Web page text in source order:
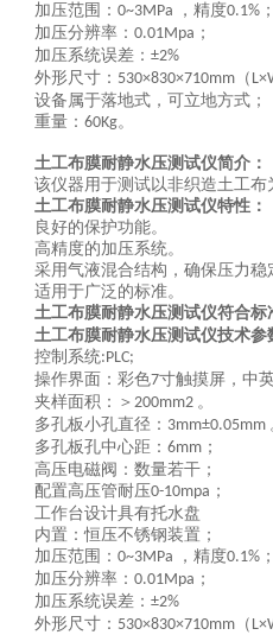
加压范围： 0~3MPa ， 精度0.1% ；
加压分辨率： 0.01Mpa ；
加压系统误差： ±2%
外形尺寸： 530×830×710mm （
设备属于落地式，可立地方式；
重量： 60Kg。
土工布膜耐静水压测试仪简介：
该仪器用于测试以非织造土工
土工布膜耐静水压测试仪特性：
良好的保护功能。
高精度的加压系统。
采用气液混合结构，确保压力稳
适用于广泛的标准。
土工布膜耐静水压测试仪符合标
土工布膜耐静水压测试仪技术参
控制系统:PLC;
操作界面：彩色7寸触摸屏，中
夹样面积：＞ 200mm2 。
多孔板小孔直径： 3mm±0.05mm
多孔板孔中心距： 6mm ；
高压电磁阀：数量若干；
配置高压管耐压0-10mpa ；
工作台设计具有托水盘
内置：恒压不锈钢装置；
加压范围： 0~3MPa ， 精度0.1% ；
加压分辨率： 0.01Mpa ；
加压系统误差： ±2%
外形尺寸： 530×830×710mm （